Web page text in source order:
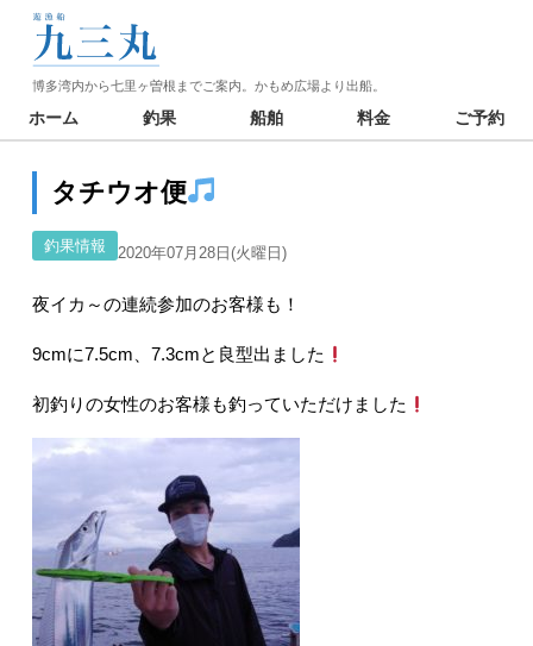
博多湾内から七里ヶ曽根までご案内。かもめ広場より出船。
ホーム 釣果 船舶 料金 ご予約
タチウオ便
釣果情報 2020年07月28日(火曜日)
夜イカ～の連続参加のお客様も！
9cmに7.5cm、7.3cmと良型出ました
初釣りの女性のお客様も釣っていただけました